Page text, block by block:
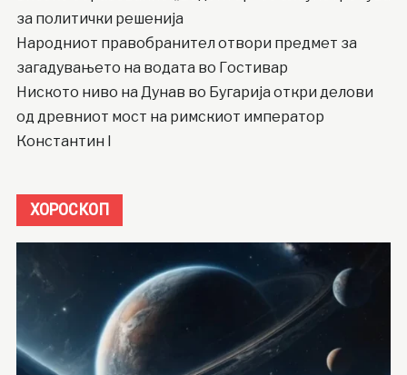
за политички решенија
Народниот правобранител отвори предмет за
загадувањето на водата во Гостивар
Ниското ниво на Дунав во Бугарија откри делови
од древниот мост на римскиот император
Константин I
ХОРОСКОП